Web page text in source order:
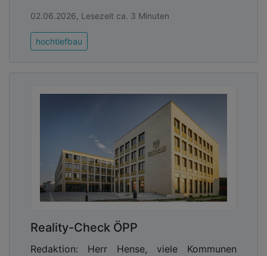
02.06.2026, Lesezeit ca. 3 Minuten
hochtiefbau
Reality-Check ÖPP
Redaktion: Herr Hense, viele Kommunen